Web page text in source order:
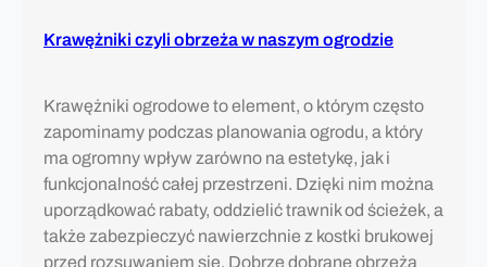
Krawężniki czyli obrzeża w naszym ogrodzie
Krawężniki ogrodowe to element, o którym często
zapominamy podczas planowania ogrodu, a który
ma ogromny wpływ zarówno na estetykę, jak i
funkcjonalność całej przestrzeni. Dzięki nim można
uporządkować rabaty, oddzielić trawnik od ścieżek, a
także zabezpieczyć nawierzchnie z kostki brukowej
przed rozsuwaniem się. Dobrze dobrane obrzeża